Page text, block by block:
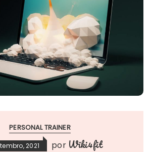
PERSONAL TRAINER
2021 por Wiki4fit